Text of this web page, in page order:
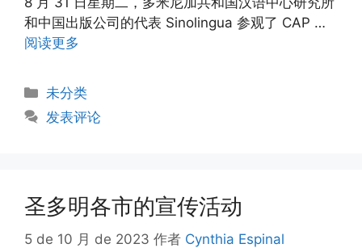
和中国出版公司的代表 Sinolingua 参观了 CAP …
阅读更多
未分类
发表评论
圣多明各市的宣传活动
5 de 10 月 de 2023 作者 Cynthia Espinal